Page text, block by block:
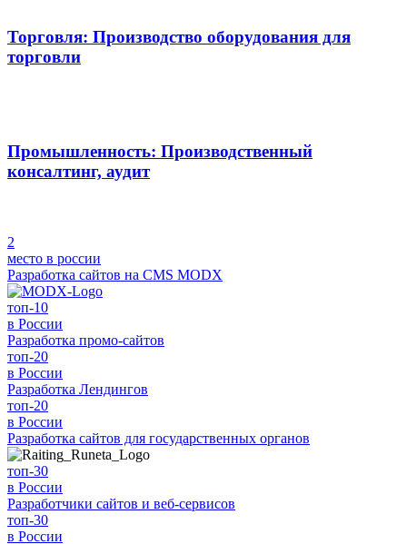
Торговля: Производство оборудования для
торговли
Промышленность: Производственный
консалтинг, аудит
2
место в россии
Разработка сайтов на CMS MODX
топ-10
в России
Разработка промо-сайтов
топ-20
в России
Разработка Лендингов
топ-20
в России
Разработка сайтов для государственных органов
топ-30
в России
Разработчики сайтов и веб-сервисов
топ-30
в России